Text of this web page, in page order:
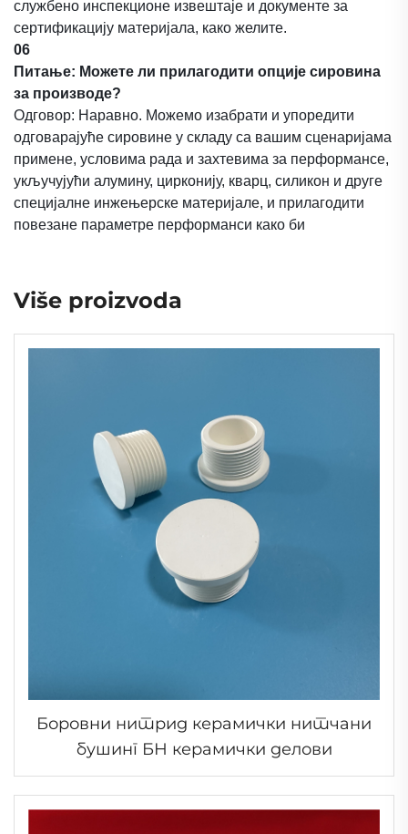
службено инспекционе извештаје и документе за
сертификацију материјала, како желите.
06
Питање: Можете ли прилагодити опције сировина
за производе?
Одговор: Наравно. Можемо изабрати и упоредити
одговарајуће сировине у складу са вашим сценаријама
примене, условима рада и захтевима за перформансе,
укључујући алумину, цирконију, кварц, силикон и друге
специјалне инжењерске материјале, и прилагодити
повезане параметре перформанси како би
Više proizvoda
Боровни нитрид керамички нитчани
бушинг БН керамички делови